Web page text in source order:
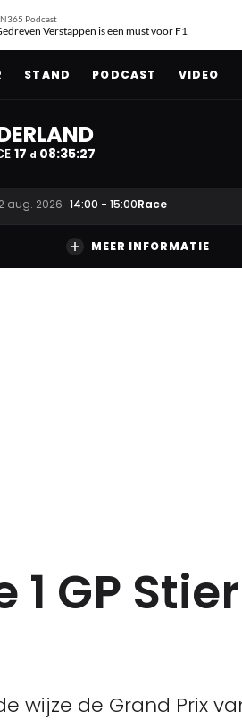
Podcast
Verstappen is een must voor F1
STAND PODCAST VIDEO
17 d 08:35:26
aug. 2026 14:00 - 15:00Race
MEER INFORMATIE
GP
wijze de Grand Prix